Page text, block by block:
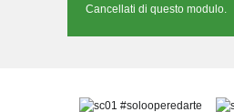
Cancellati di questo modulo.
#solooperedarte